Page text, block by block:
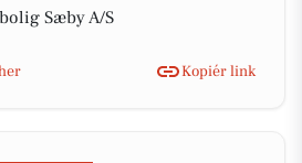
Sæby A/S
Kopiér link